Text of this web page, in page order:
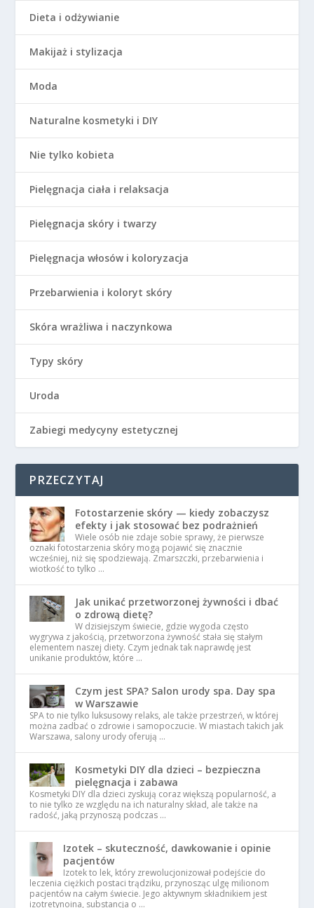
Dieta i odżywianie
Makijaż i stylizacja
Moda
Naturalne kosmetyki i DIY
Nie tylko kobieta
Pielęgnacja ciała i relaksacja
Pielęgnacja skóry i twarzy
Pielęgnacja włosów i koloryzacja
Przebarwienia i koloryt skóry
Skóra wrażliwa i naczynkowa
Typy skóry
Uroda
Zabiegi medycyny estetycznej
PRZECZYTAJ
Fotostarzenie skóry — kiedy zobaczysz
efekty i jak stosować bez podrażnień
Wiele osób nie zdaje sobie sprawy, że pierwsze
oznaki fotostarzenia skóry mogą pojawić się znacznie
wcześniej, niż się spodziewają. Zmarszczki, przebarwienia i
wiotkość to tylko …
Jak unikać przetworzonej żywności i dbać
o zdrową dietę?
W dzisiejszym świecie, gdzie wygoda często
wygrywa z jakością, przetworzona żywność stała się stałym
elementem naszej diety. Czym jednak tak naprawdę jest
unikanie produktów, które …
Czym jest SPA? Salon urody spa. Day spa
w Warszawie
SPA to nie tylko luksusowy relaks, ale także przestrzeń, w której
można zadbać o zdrowie i samopoczucie. W miastach takich jak
Warszawa, salony urody oferują …
Kosmetyki DIY dla dzieci – bezpieczna
pielęgnacja i zabawa
Kosmetyki DIY dla dzieci zyskują coraz większą popularność, a
to nie tylko ze względu na ich naturalny skład, ale także na
radość, jaką przynoszą podczas …
Izotek – skuteczność, dawkowanie i opinie
pacjentów
Izotek to lek, który zrewolucjonizował podejście do
leczenia ciężkich postaci trądziku, przynosząc ulgę milionom
pacjentów na całym świecie. Jego aktywnym składnikiem jest
izotretynoina, substancja o …